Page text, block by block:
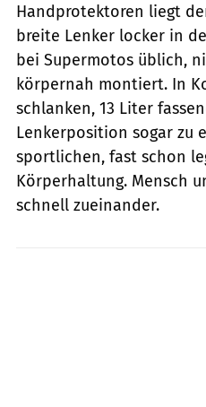
Handprotektoren liegt
breite Lenker locker in
bei Supermotos üblich,
körpernah montiert. In
schlanken, 13 Liter
Lenkerposition sogar zu
sportlichen, fast schon
Körperhaltung. Mensch
schnell zueinander.